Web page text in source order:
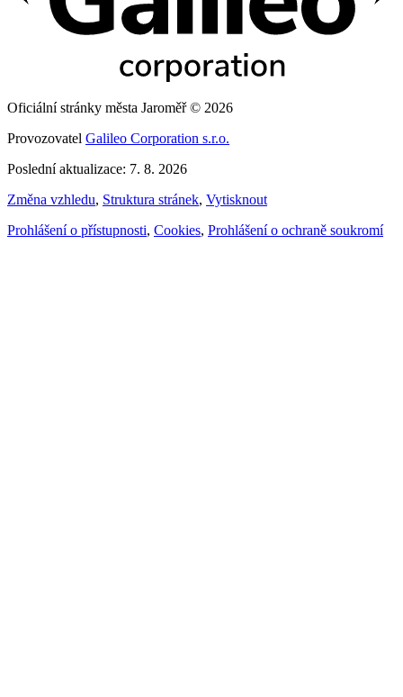
Oficiální stránky města Jaroměř © 2026
Provozovatel Galileo Corporation s.r.o.
Poslední aktualizace: 7. 8. 2026
Změna vzhledu, Struktura stránek, Vytisknout
Prohlášení o přístupnosti, Cookies, Prohlášení o ochraně soukromí